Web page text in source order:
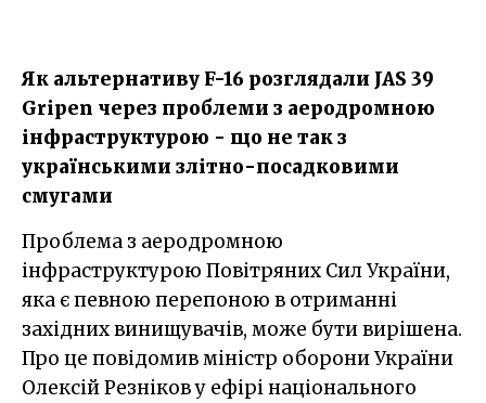
Як альтернативу F-16 розглядали JAS 39
Gripen через проблеми з аеродромною
інфраструктурою - що не так з
українськими злітно-посадковими
смугами
Проблема з аеродромною
інфраструктурою Повітряних Сил України,
яка є певною перепоною в отриманні
західних винищувачів, може бути вирішена.
Про це повідомив міністр оборони України
Олексій Резніков у ефірі національного